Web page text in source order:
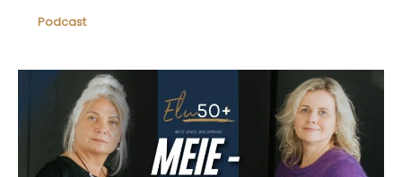
osa
Jälle
Urme
ja
Podcast